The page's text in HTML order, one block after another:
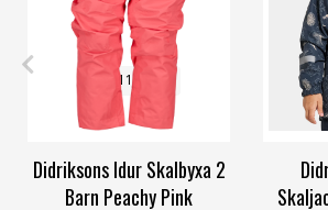
100 110
Didriksons Idur Skalbyxa 2
Barn Peachy Pink
100